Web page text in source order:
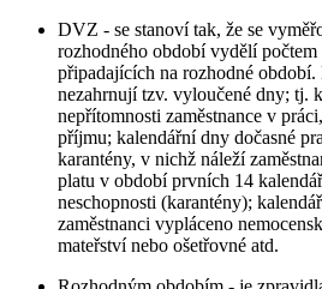
DVZ - se stanoví tak, že se
rozhodného období vydělí počtem
připadajících na rozhodné
nezahrnují tzv. vyloučené dny; tj.
nepřítomnosti zaměstnance v
příjmu; kalendářní dny dočasné
karantény, v nichž náleží
platu v období prvních 14
neschopnosti (karantény);
zaměstnanci vypláceno
mateřství nebo ošetřovné atd.